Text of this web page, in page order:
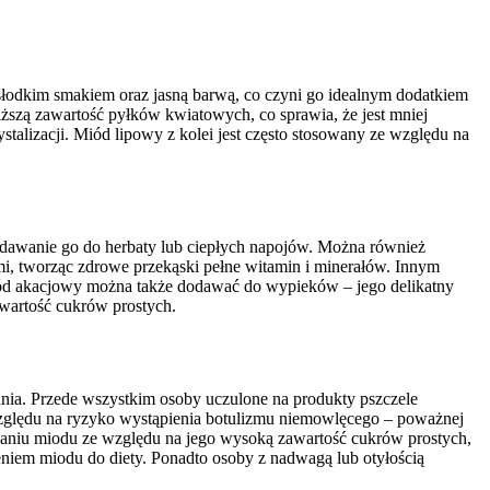
smakiem oraz jasną barwą, co czyni go idealnym dodatkiem
zawartość pyłków kwiatowych, co sprawia, że jest mniej
Miód lipowy z kolei jest często stosowany ze względu na
go do herbaty lub ciepłych napojów. Można również
tworząc zdrowe przekąski pełne witamin i minerałów. Innym
akacjowy można także dodawać do wypieków – jego delikatny
cukrów prostych.
Przede wszystkim osoby uczulone na produkty pszczele
na ryzyko wystąpienia botulizmu niemowlęcego – poważnej
miodu ze względu na jego wysoką zawartość cukrów prostych,
miodu do diety. Ponadto osoby z nadwagą lub otyłością